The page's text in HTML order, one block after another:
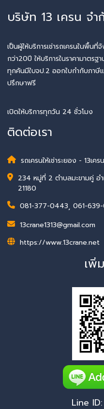
บริษัท 13 เครน จำ
เป็นผู้ให้บริการเช่ารถเครนในพื้น
กว่า20ปี ให้บริการในราคามาตร
ทุกคันมีใบจป.2 ออกใบกำกับภาษีแ
ปรึกษาฟรี
เปิดให้บริการทุกวัน 24 ชั่วโมง
ติดต่อเรา
รถเครนให้เช่าระยอง - 13เครน
234 หมู่ที่ 2 ตำบลมะขามคู่
21180
081-377-0443, 061-
13crane1313@gmail.com
https://www.13crane.net
เพิ่
Line ID: